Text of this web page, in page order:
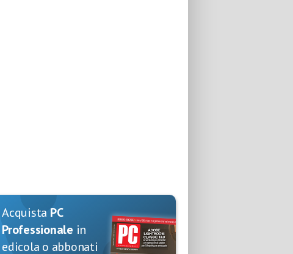
Acquista PC
Professionale in
edicola o abbonati